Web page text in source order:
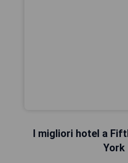
I migliori hotel a
York